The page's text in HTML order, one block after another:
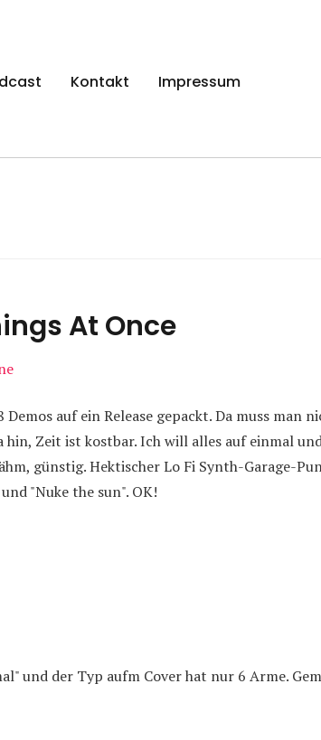
Kontakt Impressum
At Once
Demos auf ein Release gepackt. Da muss man
hin, Zeit ist kostbar. Ich will alles auf einmal
günstig. Hektischer Lo Fi Synth-Garage-
"Nuke the sun". OK!
und der Typ aufm Cover hat nur 6 Arme.